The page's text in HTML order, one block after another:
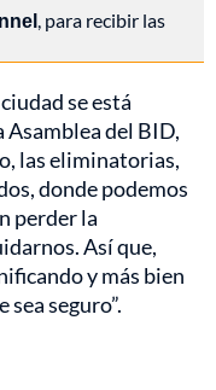
, para recibir las
se está
Asamblea del BID,
las eliminatorias,
donde podemos
perder la
Así que,
y más bien
seguro”.